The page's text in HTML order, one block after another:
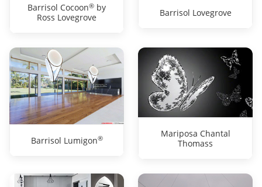
Barrisol Cocoon® by
Ross Lovegrove
Barrisol Lovegrove
Barrisol Lumigon®
Mariposa Chantal
Thomass